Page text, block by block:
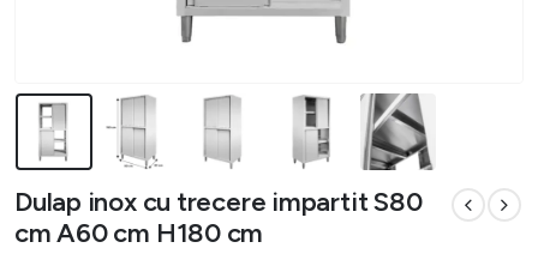
Dulap inox cu trecere impartit S80
cm A60 cm H180 cm